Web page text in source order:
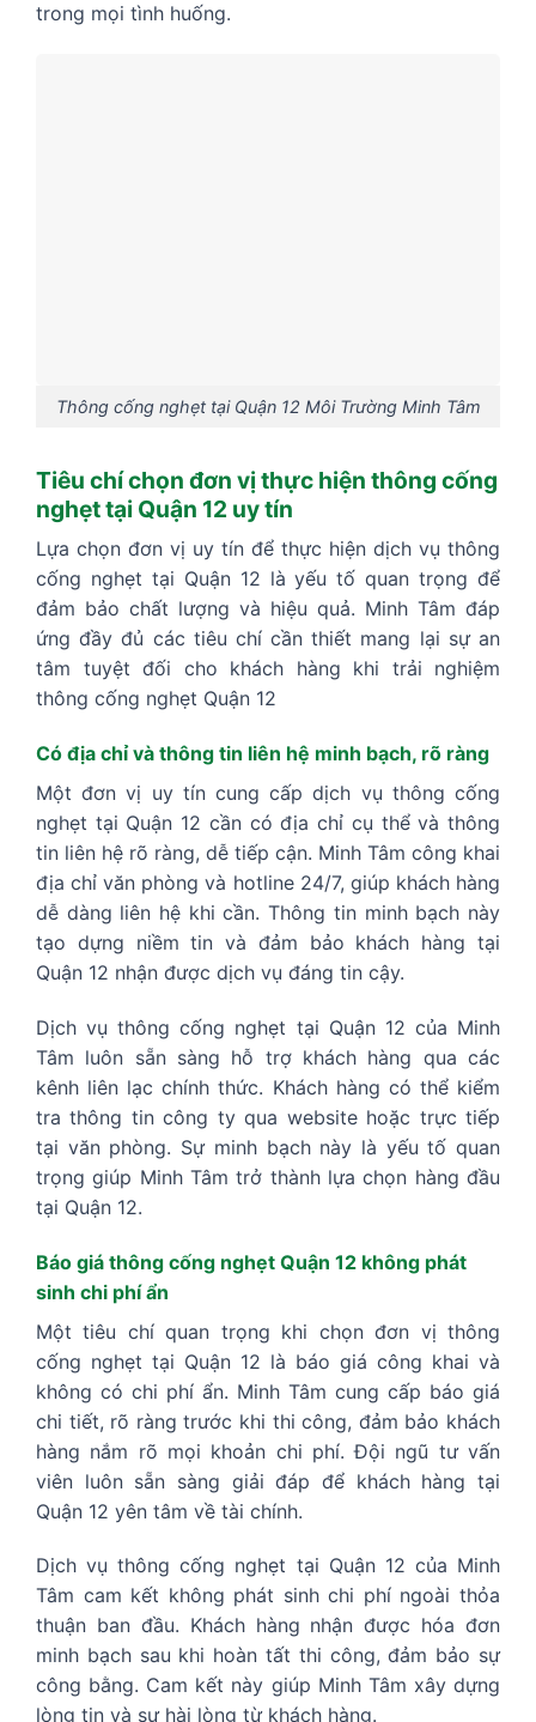
trong mọi tình huống.
Thông cống nghẹt tại Quận 12 Môi Trường Minh Tâm
Tiêu chí chọn đơn vị thực hiện thông cống
nghẹt tại Quận 12 uy tín
Lựa chọn đơn vị uy tín để thực hiện dịch vụ thông
cống nghẹt tại Quận 12 là yếu tố quan trọng để
đảm bảo chất lượng và hiệu quả. Minh Tâm đáp
ứng đầy đủ các tiêu chí cần thiết mang lại sự an
tâm tuyệt đối cho khách hàng khi trải nghiệm
thông cống nghẹt Quận 12
Có địa chỉ và thông tin liên hệ minh bạch, rõ ràng
Một đơn vị uy tín cung cấp dịch vụ thông cống
nghẹt tại Quận 12 cần có địa chỉ cụ thể và thông
tin liên hệ rõ ràng, dễ tiếp cận. Minh Tâm công khai
địa chỉ văn phòng và hotline 24/7, giúp khách hàng
dễ dàng liên hệ khi cần. Thông tin minh bạch này
tạo dựng niềm tin và đảm bảo khách hàng tại
Quận 12 nhận được dịch vụ đáng tin cậy.
Dịch vụ thông cống nghẹt tại Quận 12 của Minh
Tâm luôn sẵn sàng hỗ trợ khách hàng qua các
kênh liên lạc chính thức. Khách hàng có thể kiểm
tra thông tin công ty qua website hoặc trực tiếp
tại văn phòng. Sự minh bạch này là yếu tố quan
trọng giúp Minh Tâm trở thành lựa chọn hàng đầu
tại Quận 12.
Báo giá thông cống nghẹt Quận 12 không phát
sinh chi phí ẩn
Một tiêu chí quan trọng khi chọn đơn vị thông
cống nghẹt tại Quận 12 là báo giá công khai và
không có chi phí ẩn. Minh Tâm cung cấp báo giá
chi tiết, rõ ràng trước khi thi công, đảm bảo khách
hàng nắm rõ mọi khoản chi phí. Đội ngũ tư vấn
viên luôn sẵn sàng giải đáp để khách hàng tại
Quận 12 yên tâm về tài chính.
Dịch vụ thông cống nghẹt tại Quận 12 của Minh
Tâm cam kết không phát sinh chi phí ngoài thỏa
thuận ban đầu. Khách hàng nhận được hóa đơn
minh bạch sau khi hoàn tất thi công, đảm bảo sự
công bằng. Cam kết này giúp Minh Tâm xây dựng
lòng tin và sự hài lòng từ khách hàng.